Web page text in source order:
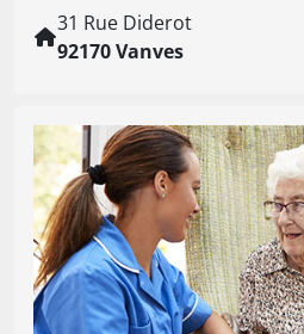
31 Rue Diderot
92170 Vanves